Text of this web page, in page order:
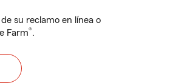
su reclamo en línea o
Farm®.